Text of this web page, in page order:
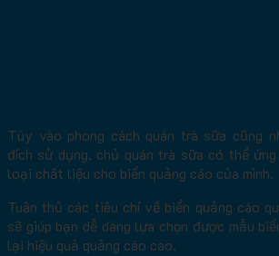
Tùy vào phong cách quán trà sữa cũng
đích sử dụng, chủ quán trà sữa có thể
loại chất liệu cho biển quảng cáo của mình.
Tuân thủ các tiêu chí về biển quảng cáo
sẽ giúp bạn dễ dàng lựa chọn được mẫu
lại hiệu quả quảng cáo cao.